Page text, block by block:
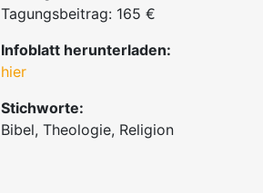
Tagungsbeitrag: 165 €
Infoblatt herunterladen:
hier
Stichworte:
Bibel, Theologie, Religion